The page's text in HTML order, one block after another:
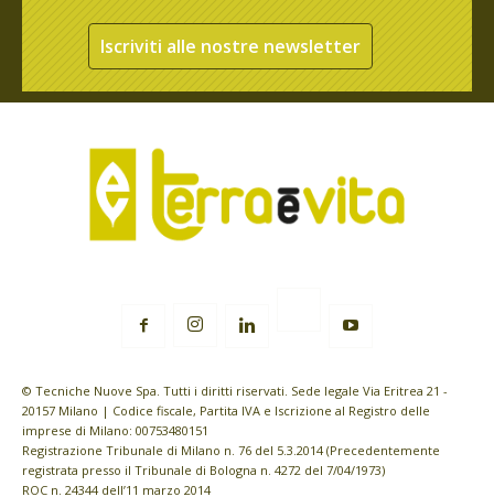
Iscriviti alle nostre newsletter
© Tecniche Nuove Spa. Tutti i diritti riservati. Sede legale Via Eritrea 21 -
20157 Milano | Codice fiscale, Partita IVA e Iscrizione al Registro delle
imprese di Milano: 00753480151
Registrazione Tribunale di Milano n. 76 del 5.3.2014 (Precedentemente
registrata presso il Tribunale di Bologna n. 4272 del 7/04/1973)
ROC n. 24344 dell’11 marzo 2014